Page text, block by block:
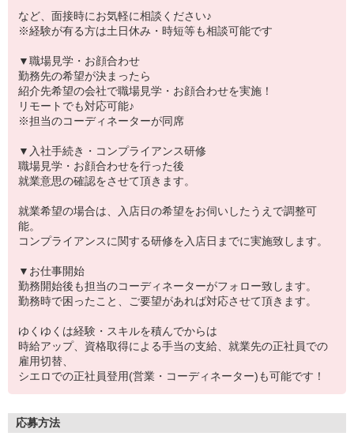
など、面接時にお気軽に相談ください♪
※経験が有る方は土日休み・時短等も相談可能です
▼職場見学・お顔合わせ
勤務先の希望が決まったら
紹介先希望の会社で職場見学・お顔合わせを実施！
リモートでも対応可能♪
※担当のコーディネーターが同席
▼入社手続き・コンプライアンス研修
職場見学・お顔合わせを行った後
就業意思の確認をさせて頂きます。
就業希望の場合は、入店日の希望をお伺いしたうえで調整可
能。
コンプライアンスに関する研修を入店日までに実施致します。
▼お仕事開始
勤務開始後も担当のコーディネーターがフォロー致します。
勤務時で困ったこと、ご要望があれば対応させて頂きます。
ゆくゆくは経験・スキルを積んでからは
時給アップ、資格取得による手当の支給、就業先の正社員での
雇用切替、
シエロでの正社員登用(営業・コーディネーター)も可能です！
応募方法